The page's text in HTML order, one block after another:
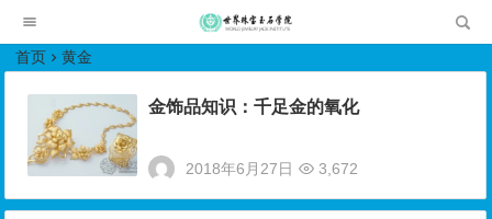
首页 黄金
金饰品知识：千足金的氧化
2018年6月27日 3,672